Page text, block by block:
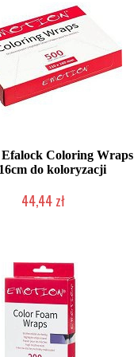
Coloring Wraps
do koloryzacji
44,44 zł